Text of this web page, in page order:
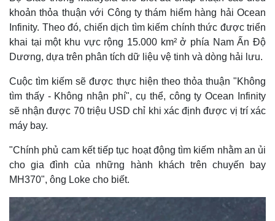
khoản thỏa thuận với Công ty thám hiểm hàng hải Ocean
Infinity. Theo đó, chiến dịch tìm kiếm chính thức được triển
khai tại một khu vực rộng 15.000 km² ở phía Nam Ấn Độ
Dương, dựa trên phân tích dữ liệu vệ tinh và dòng hải lưu.
Cuộc tìm kiếm sẽ được thực hiện theo thỏa thuận "Không
tìm thấy - Không nhận phí", cụ thể, công ty Ocean Infinity
sẽ nhận được 70 triệu USD chỉ khi xác định được vị trí xác
máy bay.
"Chính phủ cam kết tiếp tục hoạt động tìm kiếm nhằm an ủi
cho gia đình của những hành khách trên chuyến bay
MH370", ông Loke cho biết.